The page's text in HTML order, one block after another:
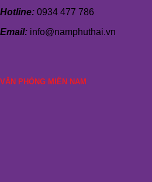
Hotline: 0934 477 786
Email: info@namphuthai.vn
VĂN PHÒNG MIỀN NAM